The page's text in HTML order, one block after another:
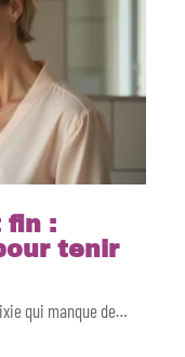
fin :
tenir
qui manque de…